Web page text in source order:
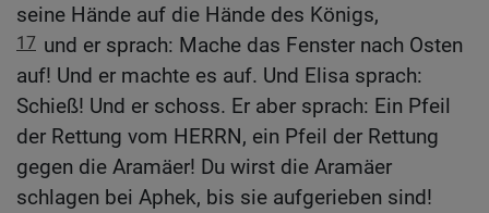
seine Hände auf die Hände des Königs,
17 und er sprach: Mache das Fenster nach Osten
auf! Und er machte es auf. Und Elisa sprach:
Schieß! Und er schoss. Er aber sprach: Ein Pfeil
der Rettung vom HERRN, ein Pfeil der Rettung
gegen die Aramäer! Du wirst die Aramäer
schlagen bei Aphek, bis sie aufgerieben sind!